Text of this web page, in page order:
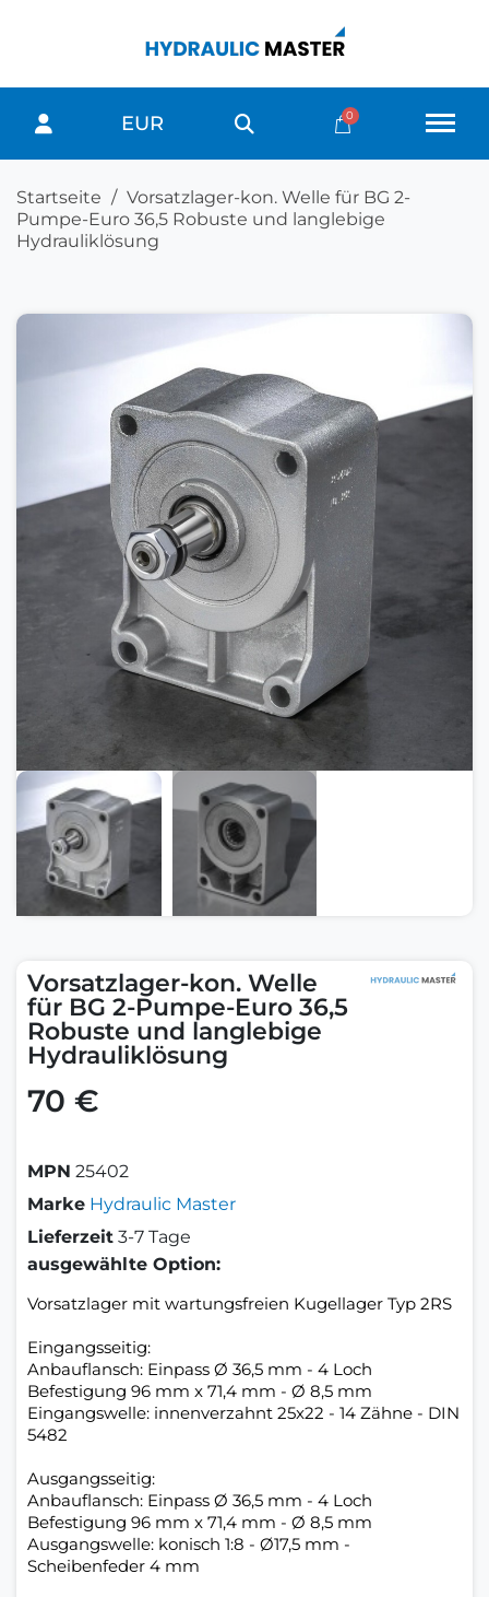
EUR
Startseite
Vorsatzlager-kon. Welle für BG 2-
Pumpe-Euro 36,5 Robuste und langlebige
Hydrauliklösung
Vorsatzlager-kon. Welle
für BG 2-Pumpe-Euro 36,5
Robuste und langlebige
Hydrauliklösung
70 €
MPN 25402
Marke Hydraulic Master
Lieferzeit 3-7 Tage
ausgewählte Option:
Vorsatzlager mit wartungsfreien Kugellager Typ 2RS
Eingangsseitig:
Anbauflansch: Einpass Ø 36,5 mm - 4 Loch
Befestigung 96 mm x 71,4 mm - Ø 8,5 mm
Eingangswelle: innenverzahnt 25x22 - 14 Zähne - DIN
5482
Ausgangsseitig:
Anbauflansch: Einpass Ø 36,5 mm - 4 Loch
Befestigung 96 mm x 71,4 mm - Ø 8,5 mm
Ausgangswelle: konisch 1:8 - Ø17,5 mm -
Scheibenfeder 4 mm